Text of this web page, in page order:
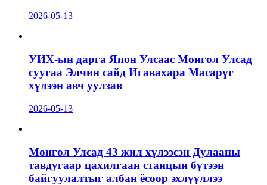
2026-05-13
УИХ-ын дарга Япон Улсаас Монгол Улсад
суугаа Элчин сайд Игавахара Масарүг
хүлээн авч уулзав
2026-05-13
Монгол Улсад 43 жил хүлээсэн Дулааны
тавдугаар цахилгаан станцын бүтээн
байгуулалтыг албан ёсоор эхлүүллээ